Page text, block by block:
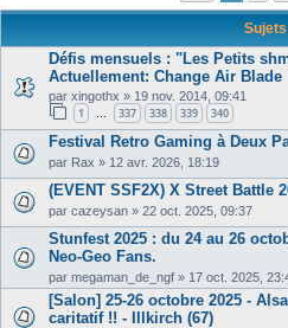
Sujets
Défis mensuels : "Les Petits
Actuellement: Change Air Blade
par xingothx » 19 nov. 2014, 09:41
1 … 337 338 339 340
Festival Retro Gaming à Deux
par Rax » 12 avr. 2026, 18:19
(EVENT SSF2X) X Street Battle
par cazeysan » 22 oct. 2025, 09:37
Stunfest 2025 : du 24 au 26
Neo-Geo Fans.
par megaman_de_ngf » 17 oct. 2025,
[Salon] 25-26 octobre 2025 -
caritatif !! - Illkirch (67)